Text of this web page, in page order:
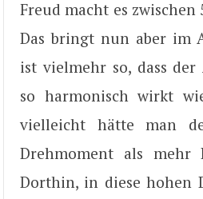
Freud macht es zwischen
Das bringt nun aber im
ist vielmehr so, dass
so harmonisch wirkt
vielleicht hätte man
Drehmoment als mehr
Dorthin, in diese hohen